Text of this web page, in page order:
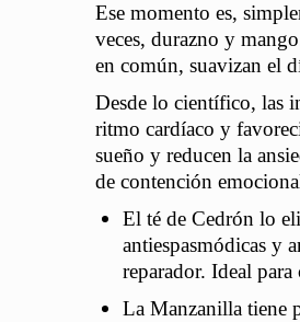
Ese momento es,
veces, durazno y
en común, suavizan el
Desde lo científico, las
ritmo cardíaco y
sueño y reducen la
de contención
El té de Cedrón lo
antiespasmódicas y
reparador. Ideal
La Manzanilla tiene